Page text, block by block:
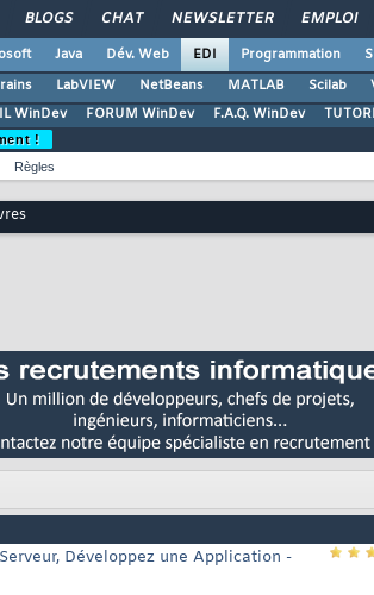
BLOGS CHAT NEWSLETTER EMPLOI
Java Dév. Web EDI Programmation
LabVIEW NetBeans MATLAB Scilab
WinDev
FORUM WinDev F.A.Q. WinDev
!
Règles
Développez une Application -